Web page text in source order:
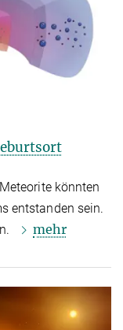
könnten
entstanden sein.
mehr